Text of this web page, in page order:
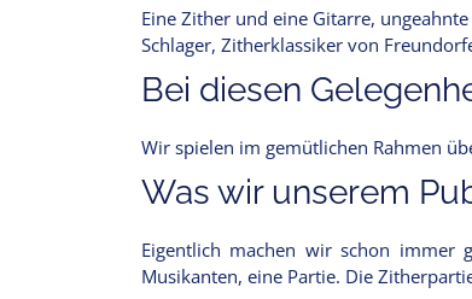
Eine Zither und eine Gitarre,
Schlager, Zitherklassiker von
Bei diesen
Wir spielen im gemütlichen Rahmen
Was wir unserem
Eigentlich machen wir schon immer
Musikanten, eine Partie. Die